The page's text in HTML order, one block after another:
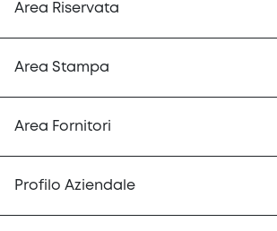
Area Riservata
Area Stampa
Area Fornitori
Profilo Aziendale